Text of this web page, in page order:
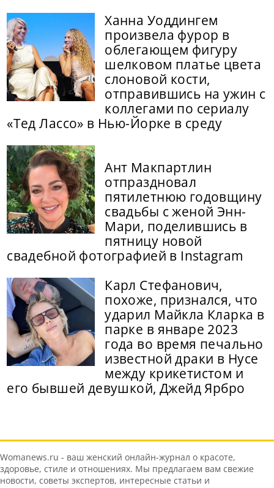
Ханна Уоддингем
произвела фурор в
облегающем фигуру
шелковом платье цвета
слоновой кости,
отправившись на ужин с
коллегами по сериалу
«Тед Лассо» в Нью-Йорке в среду
Ант Макпартлин
отпраздновал
пятилетнюю годовщину
свадьбы с женой Энн-
Мари, поделившись в
пятницу новой
свадебной фотографией в Instagram
Карл Стефанович,
похоже, признался, что
ударил Майкла Кларка в
парке в январе 2023
года во время печально
известной драки в Нусе
между крикетистом и
его бывшей девушкой, Джейд Ярбро
Womanews.ru - ваш женский онлайн-журнал о красоте,
здоровье, стиле и отношениях. Мы предлагаем вам свежие
новости, советы экспертов, интересные статьи и